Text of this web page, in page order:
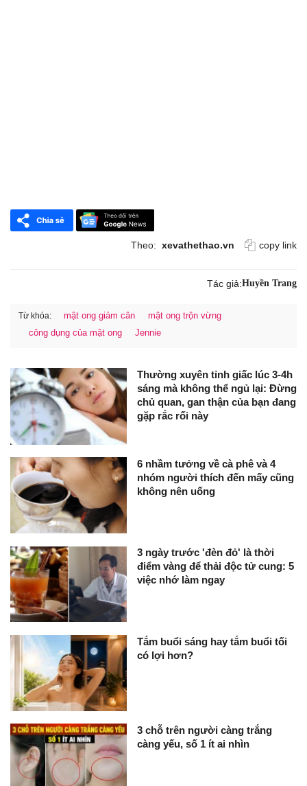
Theo: xevathethao.vn copy link
Tác giả:Huyền Trang
Từ khóa: mật ong giảm cân
mật ong trộn vừng
công dụng của mật ong
Jennie
Thường xuyên tỉnh giấc lúc 3-4h
sáng mà không thể ngủ lại: Đừng
chủ quan, gan thận của bạn đang
gặp rắc rối này
6 nhầm tưởng về cà phê và 4
nhóm người thích đến mấy cũng
không nên uống
3 ngày trước 'đèn đỏ' là thời
điểm vàng để thải độc tử cung: 5
việc nhớ làm ngay
Tắm buổi sáng hay tắm buổi tối
có lợi hơn?
3 chỗ trên người càng trắng
càng yếu, số 1 ít ai nhìn